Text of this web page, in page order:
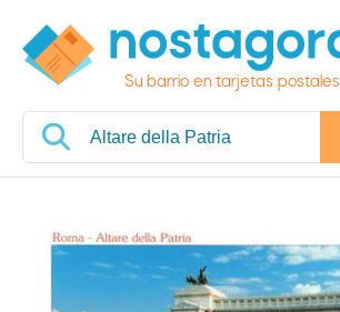
Su barrio en tarjetas postales